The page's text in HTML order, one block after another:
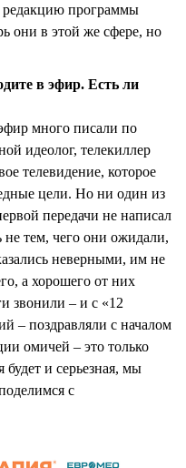
редакцию программы
они в этой же сфере, но
в эфир. Есть ли
много писали по
идеолог, телекиллер
телевидение, которое
цели. Но ни один из
передачи не написал
не тем, чего они ожидали,
неверными, им не
а хорошего от них
звонили – и с «12
– поздравляли с началом
омичей – это только
и серьезная, мы
с